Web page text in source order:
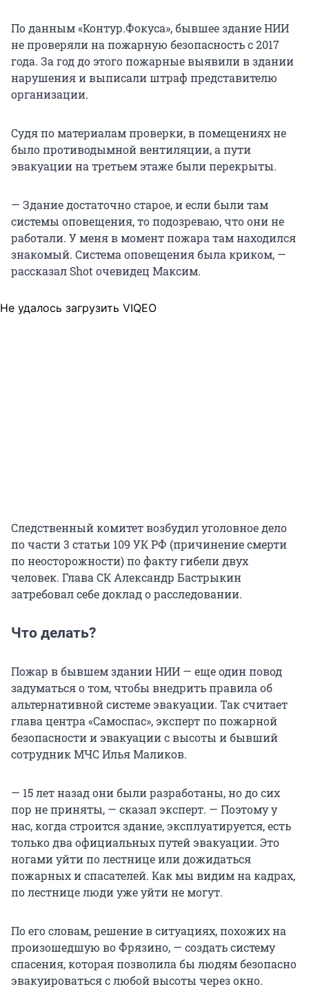
По данным «Контур.Фокуса», бывшее здание НИИ
не проверяли на пожарную безопасность с 2017
года. За год до этого пожарные выявили в здании
нарушения и выписали штраф представителю
организации.
Судя по материалам проверки, в помещениях не
было противодымной вентиляции, а пути
эвакуации на третьем этаже были перекрыты.
— Здание достаточно старое, и если были там
системы оповещения, то подозреваю, что они не
работали. У меня в момент пожара там находился
знакомый. Система оповещения была криком, —
рассказал Shot очевидец Максим.
Не удалось загрузить VIQEO
Следственный комитет возбудил уголовное дело
по части 3 статьи 109 УК РФ (причинение смерти
по неосторожности) по факту гибели двух
человек. Глава СК Александр Бастрыкин
затребовал себе доклад о расследовании.
Что делать?
Пожар в бывшем здании НИИ — еще один повод
задуматься о том, чтобы внедрить правила об
альтернативной системе эвакуации. Так считает
глава центра «Самоспас», эксперт по пожарной
безопасности и эвакуации с высоты и бывший
сотрудник МЧС Илья Маликов.
— 15 лет назад они были разработаны, но до сих
пор не приняты, — сказал эксперт. — Поэтому у
нас, когда строится здание, эксплуатируется, есть
только два официальных путей эвакуации. Это
ногами уйти по лестнице или дожидаться
пожарных и спасателей. Как мы видим на кадрах,
по лестнице люди уже уйти не могут.
По его словам, решение в ситуациях, похожих на
произошедшую во Фрязино, — создать систему
спасения, которая позволила бы людям безопасно
эвакуироваться с любой высоты через окно.